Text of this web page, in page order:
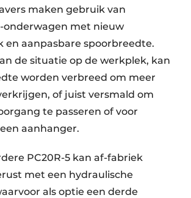
maken gebruik van
onderwagen met nieuw
en aanpasbare spoorbreedte.
de situatie op de werkplek, kan
worden verbreed om meer
of juist versmald om
te passeren of voor
aanhanger.
PC20R-5 kan af-fabriek
met een hydraulische
als optie een derde